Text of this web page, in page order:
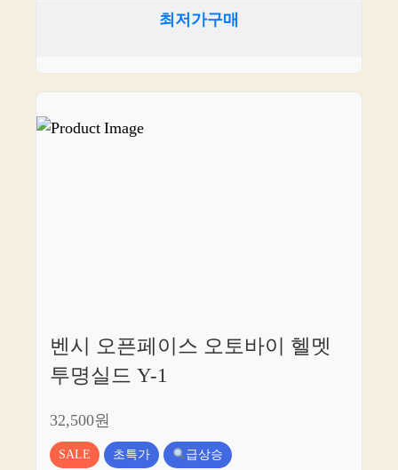
최저가구매
벤시 오픈페이스 오토바이 헬멧
투명실드 Y-1
32,500원
SALE 초특가 급상승